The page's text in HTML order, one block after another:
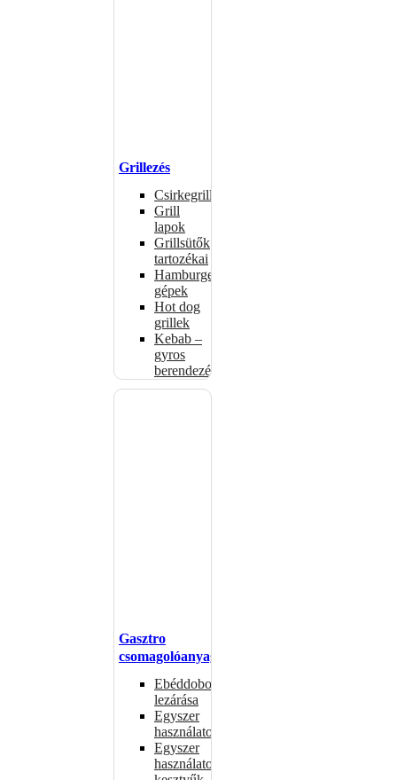
Grillezés
Csirkegrillek
Grill
lapok
Grillsütők
tartozékai
Hamburgerformázó
gépek
Hot dog
grillek
Kebab –
gyros
berendezés
Gasztro
csomagolóanyagok
Ebéddobozok
lezárása
Egyszer
használatos
Egyszer
használatos